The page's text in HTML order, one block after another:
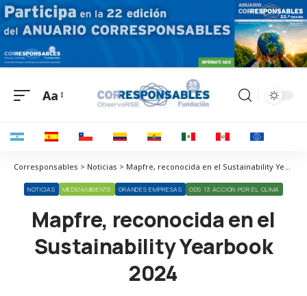
Aa
Corresponsables > Noticias > Mapfre, reconocida en el Sustainability Yearbook 2024
NOTICIAS MEDIOAMBIENTE GRANDES EMPRESAS ODS 13 ACCIÓN POR EL CLIMA
Mapfre, reconocida en el
Sustainability Yearbook
2024